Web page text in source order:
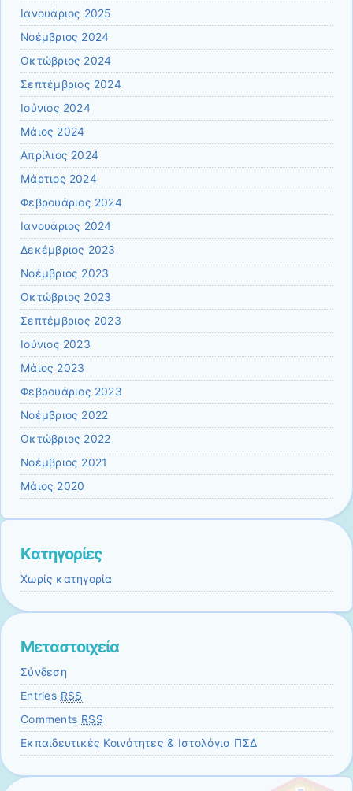
Ιανουάριος 2025
Νοέμβριος 2024
Οκτώβριος 2024
Σεπτέμβριος 2024
Ιούνιος 2024
Μάιος 2024
Απρίλιος 2024
Μάρτιος 2024
Φεβρουάριος 2024
Ιανουάριος 2024
Δεκέμβριος 2023
Νοέμβριος 2023
Οκτώβριος 2023
Σεπτέμβριος 2023
Ιούνιος 2023
Μάιος 2023
Φεβρουάριος 2023
Νοέμβριος 2022
Οκτώβριος 2022
Νοέμβριος 2021
Μάιος 2020
Kατηγορίες
Χωρίς κατηγορία
Μεταστοιχεία
Σύνδεση
Entries RSS
Comments RSS
Εκπαιδευτικές Κοινότητες & Ιστολόγια ΠΣΔ